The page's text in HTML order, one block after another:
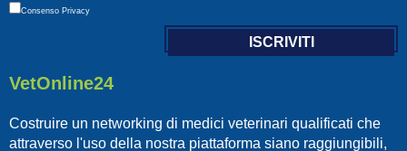
Consenso Privacy
VetOnline24
Costruire un networking di medici veterinari qualificati che
attraverso l'uso della nostra piattaforma siano raggiungibili,